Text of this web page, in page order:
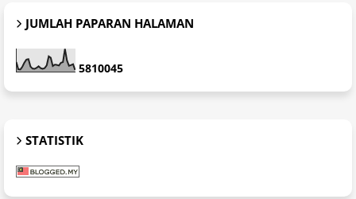
JUMLAH PAPARAN HALAMAN
5810045
STATISTIK